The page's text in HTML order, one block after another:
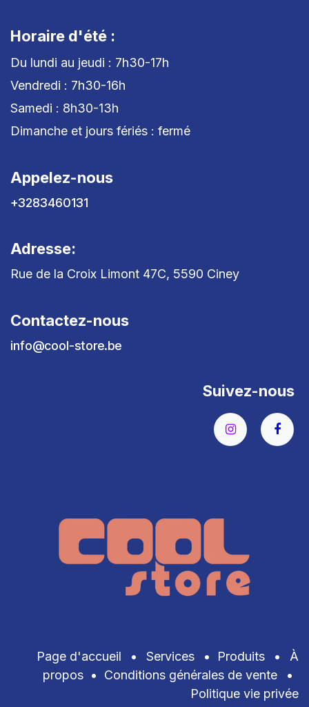
Horaire d'été :
Du lundi au jeudi : 7h30-17h
Vendredi : 7h30-16h
Samedi : 8h30-13h
Dimanche et jours fériés : fermé
Appelez-nous
+3283460131
Adresse:
Rue de la Croix Limont 47C, 5590 Ciney
Contactez-nous
info@cool-store.be
Suivez-nous
Page d'accueil • Services • Produits •
À
propos • Conditions générales de vente
•
Politique vie privée